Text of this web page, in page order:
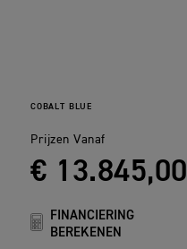
COBALT BLUE
Prijzen Vanaf
€ 13.845,00
FINANCIERING
BEREKENEN